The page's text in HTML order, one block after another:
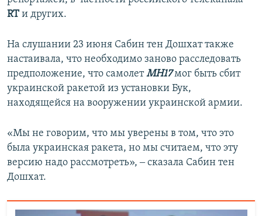
RT и других.
На слушании 23 июня Сабин тен Дошхат также
настаивала, что необходимо заново расследовать
предположение, что самолетМН17мог быть сбит
украинской ракетой из установки Бук,
находящейся на вооружении украинской армии.
«Мы не говорим, что мы уверены в том, что это
была украинская ракета, но мы считаем, что эту
версию надо рассмотреть», ‒ сказала Сабин тен
Дошхат.